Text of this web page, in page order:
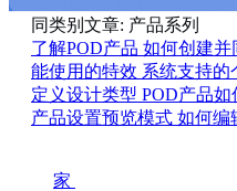
同类别文章: 产品系列
了解POD产品 如何创建并
能使用的特效 系统支持的
定义设计类型 POD产品如
产品设置预览模式 如何编
家